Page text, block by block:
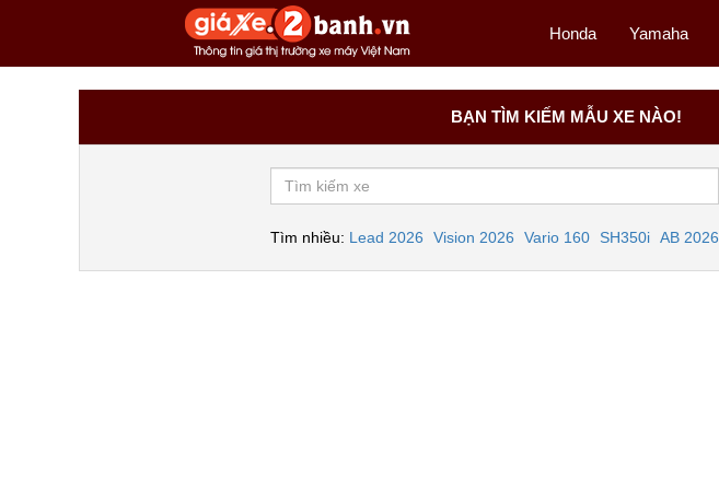
Honda Yamaha
BẠN TÌM KIẾM MẪU XE NÀO!
Tìm nhiều: Lead 2026 Vision 2026 Vario 160 SH350i AB 2026